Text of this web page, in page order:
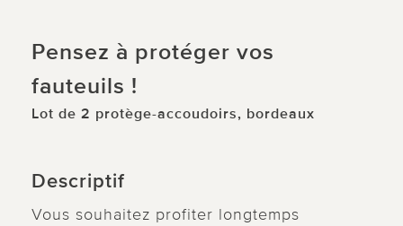
Pensez à protéger vos
fauteuils !
Lot de 2 protège-accoudoirs, bordeaux
Descriptif
Vous souhaitez profiter longtemps